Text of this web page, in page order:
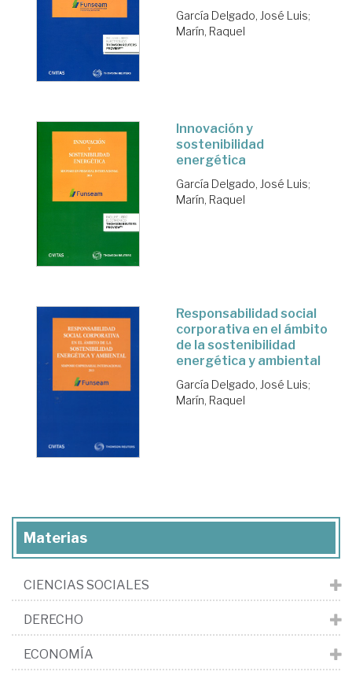
García Delgado, José Luis;
Marín, Raquel
Innovación y
sostenibilidad
energética
García Delgado, José Luis;
Marín, Raquel
Responsabilidad social
corporativa en el ámbito
de la sostenibilidad
energética y ambiental
García Delgado, José Luis;
Marín, Raquel
Materias
CIENCIAS SOCIALES
DERECHO
ECONOMÍA